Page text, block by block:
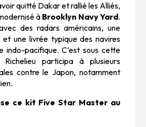
quitté Dakar et rallié les Alliés,
à Brooklyn Navy Yard.
des radars américains, une
une livrée typique des navires
indo-pacifique. C’est sous cette
participa à plusieurs
contre le Japon, notamment
ce kit Five Star Master au